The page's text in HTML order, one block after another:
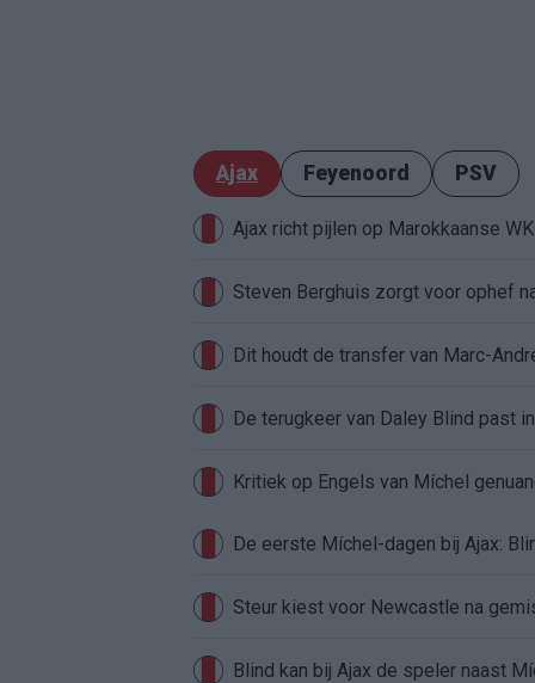
Ajax Feyenoord PSV
Ajax richt pijlen op Marokkaanse
Steven Berghuis zorgt voor ophef
Dit houdt de transfer van Marc-
De terugkeer van Daley Blind past
Kritiek op Engels van Míchel
Steur kiest voor Newcastle na
Blind kan bij Ajax de speler naast